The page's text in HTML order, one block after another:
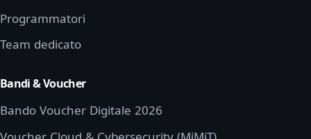
Programmatori
Team dedicato
Bandi & Voucher
Bando Voucher Digitale 2026